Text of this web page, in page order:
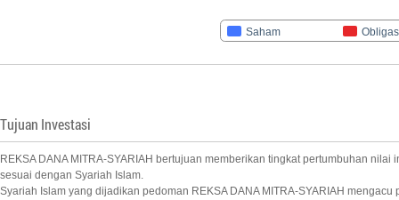
Saham
Tujuan Investasi
REKSA DANA MITRA-SYARIAH bertujuan memberikan tingkat pertumbuhan
sesuai dengan Syariah Islam.
Syariah Islam yang dijadikan pedoman REKSA DANA MITRA-SYARIAH